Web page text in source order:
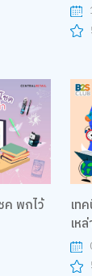
ค พกไว้
เท
เห